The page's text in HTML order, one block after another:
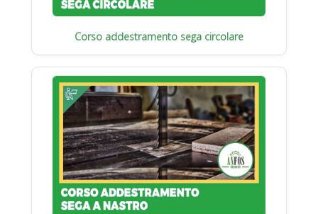
Corso addestramento sega circolare